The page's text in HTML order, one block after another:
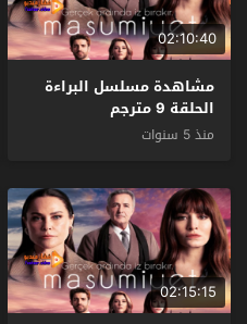
02:10:40
مشاهدة مسلسل البراءة
الحلقة 9 مترجم
منذ 5 سنوات
02:15:15